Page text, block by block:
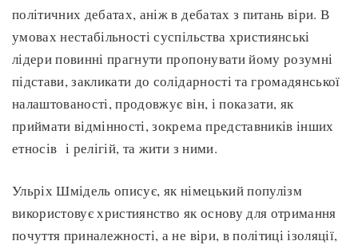
політичних дебатах, аніж в дебатах з питань віри. В
умовах нестабільності суспільства християнські
лідери повинні прагнути пропонувати йому розумні
підстави, закликати до солідарності та громадянської
налаштованості, продовжує він, і показати, як
приймати відмінності, зокрема представників інших
етносів і релігій, та жити з ними.
Ульріх Шмідель описує, як німецький популізм
використовує християнство як основу для отримання
почуття приналежності, а не віри, в політиці ізоляції,